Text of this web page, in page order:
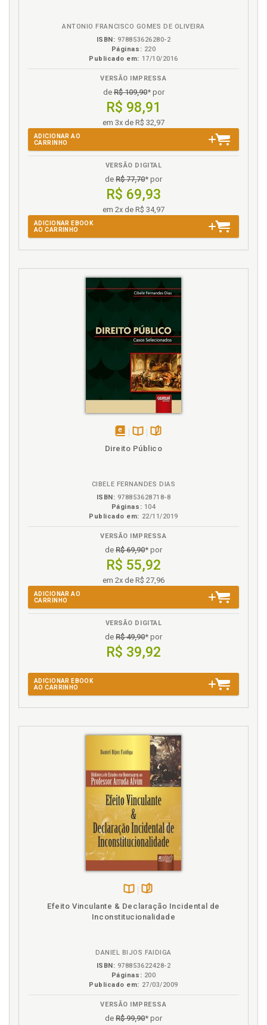
Pesquisa. Tecendo a trama histórica da pesquisa, p.
Política. Unicef e suas práticas na educação, no
Práticas do Unicef no Brasil: uma genealogia
Referências, p. 105
Sociedade contemporânea. A atualidade e seus
paradoxos na sociedade contemporânea, p. 33
Trama histórica. Tecendo a trama histórica da
pesquisa, p. 17
Unicef e suas práticas na educação, no lazer, nas
famílias brasileiras e na articulação política, p. 79
Unicef. A atualidade e seus paradoxos na sociedade
Unicef. Práticas do Unicef no Brasil: uma genealogia
ANTONIO FRANCISCO GOMES DE OLIVEIRA
ISBN: 978853626280-2
Páginas: 220
Publicado em: 17/10/2016
VERSÃO IMPRESSA
deR$ 109,90* por
R$ 98,91
em 3x de R$ 32,97
ADICIONAR AO
CARRINHO
VERSÃO DIGITAL
de R$ 77,70* por
R$ 69,93
em 2x de R$ 34,97
ADICIONAR EBOOK
AO CARRINHO
disponívelDisponível
Direito Público
CIBELE FERNANDES DIAS
ISBN: 978853628718-8
Páginas: 104
Publicado em: 22/11/2019
VERSÃO IMPRESSA
de R$ 69,90* por
R$ 55,92
em 2x de R$ 27,96
ADICIONAR AO
CARRINHO
VERSÃO DIGITAL
de R$ 49,90* por
R$ 39,92
ADICIONAR EBOOK
AO CARRINHO
Disponível
na
páginas
Efeito Vinculante & Declaração Incidental de
Inconstitucionalidade
DANIEL BIJOS FAIDIGA
ISBN: 978853622428-2
Páginas: 200
Publicado em: 27/03/2009
VERSÃO IMPRESSA
de R$ 99,90* por